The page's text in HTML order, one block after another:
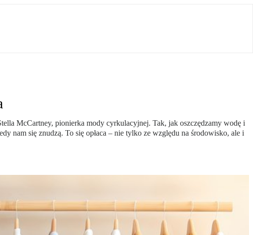
McCartney, pionierka mody cyrkulacyjnej. Tak, jak oszczędzamy wodę i
nam się znudzą. To się opłaca – nie tylko ze względu na środowisko, ale i